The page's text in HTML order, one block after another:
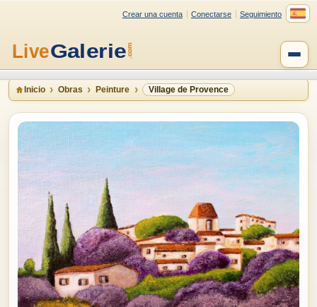
Crear una cuenta Conectarse Seguimiento
Inicio Obras Peinture Village de Provence